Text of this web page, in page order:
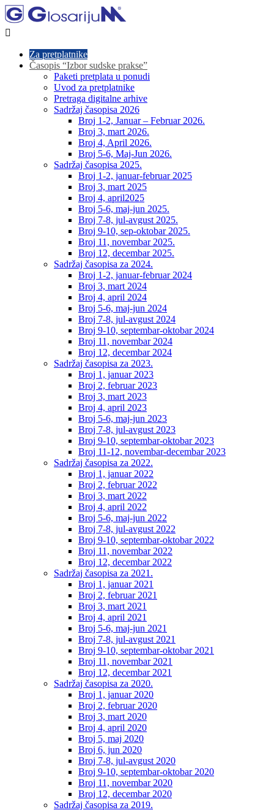

Za pretplatnike
Časopis “Izbor sudske prakse”
Paketi pretplata u ponudi
Uvod za pretplatnike
Pretraga digitalne arhive
Sadržaj časopisa 2026
Broj 1-2, Januar – Februar 2026.
Broj 3, mart 2026.
Broj 4, April 2026.
Broj 5-6, Maj-Jun 2026.
Sadržaj časopisa 2025.
Broj 1-2, januar-februar 2025
Broj 3, mart 2025
Broj 4, april2025
Broj 5-6, maj-jun 2025.
Broj 7-8, jul-avgust 2025.
Broj 9-10, sep-oktobar 2025.
Broj 11, novembar 2025.
Broj 12, decembar 2025.
Sadržaj časopisa za 2024.
Broj 1-2, januar-februar 2024
Broj 3, mart 2024
Broj 4, april 2024
Broj 5-6, maj-jun 2024
Broj 7-8, jul-avgust 2024
Broj 9-10, septembar-oktobar 2024
Broj 11, novembar 2024
Broj 12, decembar 2024
Sadržaj časopisa za 2023.
Broj 1, januar 2023
Broj 2, februar 2023
Broj 3, mart 2023
Broj 4, april 2023
Broj 5-6, maj-jun 2023
Broj 7-8, jul-avgust 2023
Broj 9-10, septembar-oktobar 2023
Broj 11-12, novembar-decembar 2023
Sadržaj časopisa za 2022.
Broj 1, januar 2022
Broj 2, februar 2022
Broj 3, mart 2022
Broj 4, april 2022
Broj 5-6, maj-jun 2022
Broj 7-8, jul-avgust 2022
Broj 9-10, septembar-oktobar 2022
Broj 11, novembar 2022
Broj 12, decembar 2022
Sadržaj časopisa za 2021.
Broj 1, januar 2021
Broj 2, februar 2021
Broj 3, mart 2021
Broj 4, april 2021
Broj 5-6, maj-jun 2021
Broj 7-8, jul-avgust 2021
Broj 9-10, septembar-oktobar 2021
Broj 11, novembar 2021
Broj 12, decembar 2021
Sadržaj časopisa za 2020.
Broj 1, januar 2020
Broj 2, februar 2020
Broj 3, mart 2020
Broj 4, april 2020
Broj 5, maj 2020
Broj 6, jun 2020
Broj 7-8, jul-avgust 2020
Broj 9-10, septembar-oktobar 2020
Broj 11, novembar 2020
Broj 12, decembar 2020
Sadržaj časopisa za 2019.